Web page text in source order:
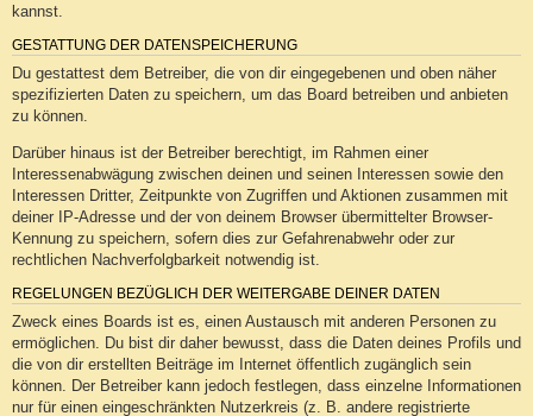
kannst.
GESTATTUNG DER DATENSPEICHERUNG
Du gestattest dem Betreiber, die von dir eingegebenen und oben näher
spezifizierten Daten zu speichern, um das Board betreiben und anbieten
zu können.
Darüber hinaus ist der Betreiber berechtigt, im Rahmen einer
Interessenabwägung zwischen deinen und seinen Interessen sowie den
Interessen Dritter, Zeitpunkte von Zugriffen und Aktionen zusammen mit
deiner IP-Adresse und der von deinem Browser übermittelter Browser-
Kennung zu speichern, sofern dies zur Gefahrenabwehr oder zur
rechtlichen Nachverfolgbarkeit notwendig ist.
REGELUNGEN BEZÜGLICH DER WEITERGABE DEINER DATEN
Zweck eines Boards ist es, einen Austausch mit anderen Personen zu
ermöglichen. Du bist dir daher bewusst, dass die Daten deines Profils und
die von dir erstellten Beiträge im Internet öffentlich zugänglich sein
können. Der Betreiber kann jedoch festlegen, dass einzelne Informationen
nur für einen eingeschränkten Nutzerkreis (z. B. andere registrierte